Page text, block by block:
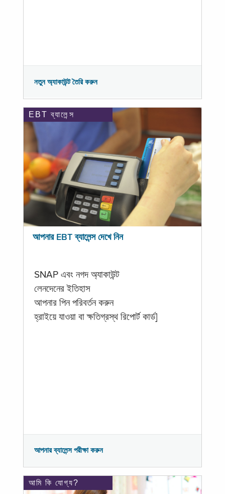
নতুন অ্যাকাউন্ট তৈরি করুন
EBT ব্যালেন্স
আপনার EBT ব্যালেন্স দেখে নিন
SNAP এবং নগদ অ্যাকাউন্ট
লেনদেনের ইতিহাস
আপনার পিন পরিবর্তন করুন
হ্রাইয়ে যাওয়া বা ক্ষতিগ্রস্থ রিপোর্ট কার্ড]
আপনার ব্যালেন্স পরীক্ষা করুন
আমি কি যোগ্য?